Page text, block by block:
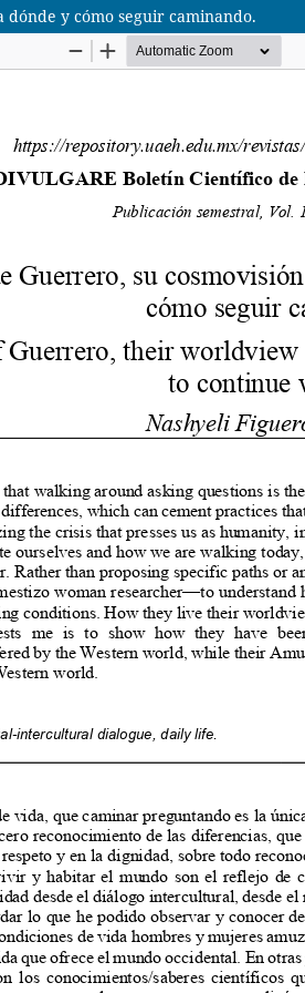
dónde y cómo seguir caminando.